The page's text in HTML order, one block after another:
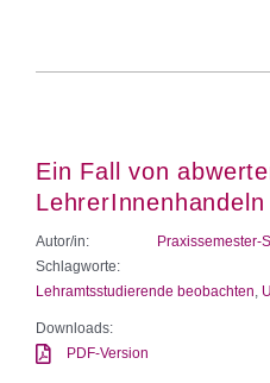
Ein Fall von
Autor/in:
Praxissemester-
Schlagworte:
Lehramtsstudierende beobachten
Downloads:
PDF-Version